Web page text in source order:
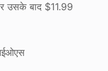
उसके बाद $11.99